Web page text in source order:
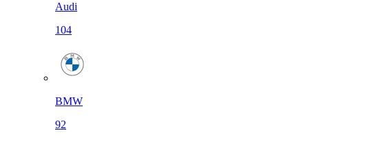
Audi
104
BMW
92